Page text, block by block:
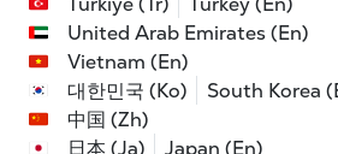
United Arab Emirates (En)
Vietnam (En)
대한민국 (Ko)
South Korea
中国 (Zh)
日本 (Ja)
Japan (En)